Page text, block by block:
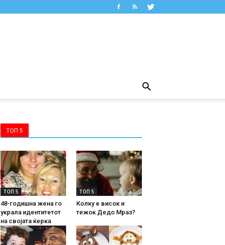
ТОП 5
ТОП 5
48-годишна жена го
украла идентитетот
на својата ќерка
ТОП 5
Колку е висок и
тежок Дедо Мраз?